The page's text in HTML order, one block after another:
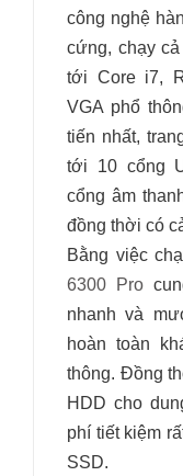
công nghệ
cứng, chạy
tới Core i7,
VGA phổ
tiến nhất,
tới 10 cổng
cổng âm
đồng thời có
Bằng việc
6300 Pro
nhanh và
hoàn toàn
thông. Đồng
HDD cho
phí tiết kiệm
SSD.